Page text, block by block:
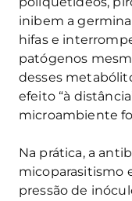
inibem a
hifas e
patógenos
desses
efeito “à
microambiente
Na prática, a
micoparasitismo
pressão de